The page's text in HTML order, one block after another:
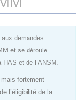
demandes
et se déroule
et de l’ANSM.
mais fortement
l’éligibilité de la